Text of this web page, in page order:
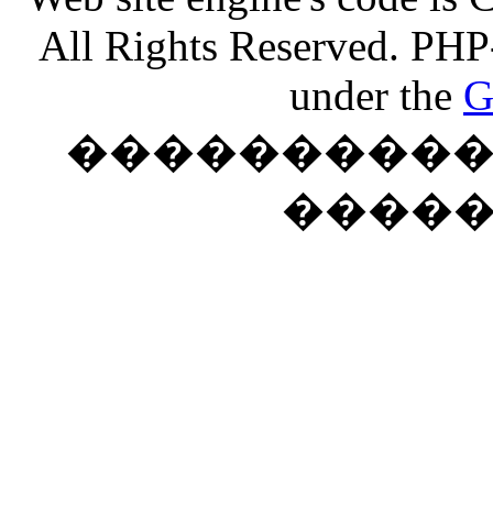
All Rights Reserved.
under the
����������